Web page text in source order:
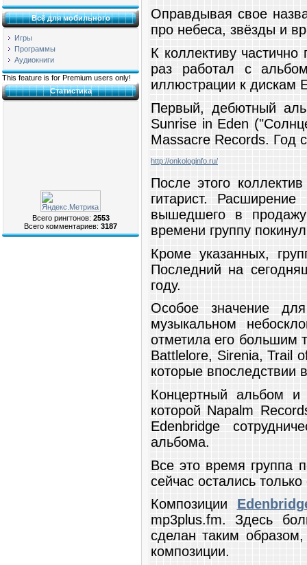
Всё для мобильного
Игры
Программы
Аудиокниги
This feature is for Premium users only!
Статистика
Всего рингтонов: 2553
Всего комментариев: 3187
Оправдывая свое
про небеса, звёзды и
К коллективу
раз работал с
иллюстрации к дискам
Первый, дебютный
Sunrise in Eden
Massacre Records. Год
http://onkologinfo.ru/
После этого
гитарист.
вышедшего в
времени группу
Кроме указанных,
Последний на
году.
Особое значение
музыкальном
отметила его большим
Battlelore, Sirenia, Trail
которые впоследствии
Концертный альбом и
которой Napalm
Edenbridge
альбома.
Все это время группа
сейчас остались
Композиции
mp3plus.fm. Здесь
сделан таким
композиции.